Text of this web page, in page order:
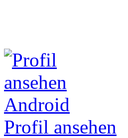
Android
Profil ansehen